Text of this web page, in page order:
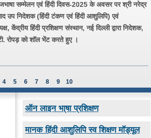
सम्मेलन एवं हिंदी दिवस-2025 के अवसर पर श्री नरेद्र
उप निदेशक (हिंदी टंकण एवं हिंदी आशुलिपि) एवं
केंद्रीय हिंदी प्रशिक्षण संस्थान, नई दिल्ली द्वारा निदेशक,
रोपड़ को शॉल भेंट करते हुए ।
4 5 6 7 8 9 10
ऑन लाइन भा्षा प्रशिक्षण
मानक हिंदी आशुलिपि स्व शिक्षण मॉड्यूल